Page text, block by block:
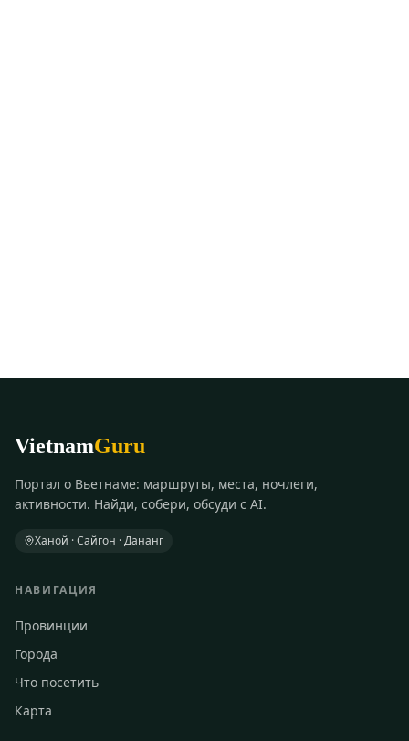
VietnamGuru
Портал о Вьетнаме: маршруты, места, ночлеги,
активности. Найди, собери, обсуди с AI.
Ханой · Сайгон · Дананг
НАВИГАЦИЯ
Провинции
Города
Что посетить
Карта